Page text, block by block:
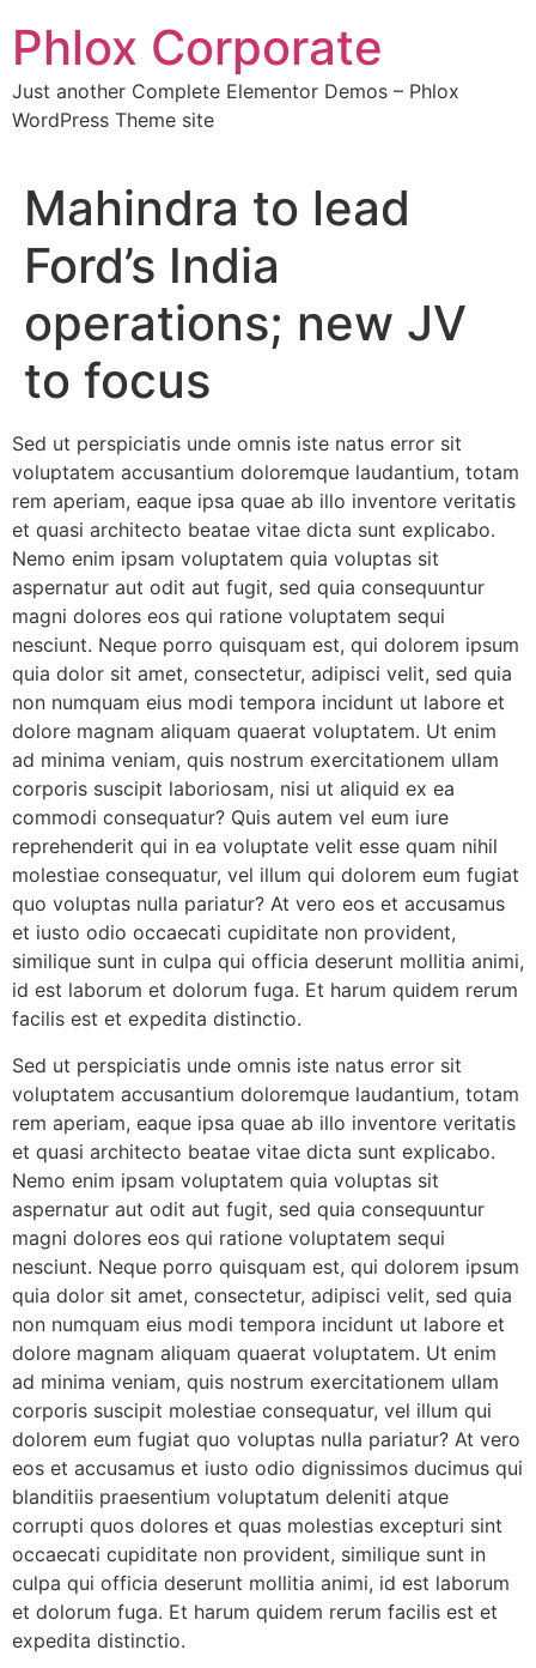
content
Phlox Corporate
Just another Complete Elementor Demos – Phlox
WordPress Theme site
Mahindra to lead
Ford’s India
operations; new JV
to focus
Sed ut perspiciatis unde omnis iste natus error sit
voluptatem accusantium doloremque laudantium, totam
rem aperiam, eaque ipsa quae ab illo inventore veritatis
et quasi architecto beatae vitae dicta sunt explicabo.
Nemo enim ipsam voluptatem quia voluptas sit
aspernatur aut odit aut fugit, sed quia consequuntur
magni dolores eos qui ratione voluptatem sequi
nesciunt. Neque porro quisquam est, qui dolorem ipsum
quia dolor sit amet, consectetur, adipisci velit, sed quia
non numquam eius modi tempora incidunt ut labore et
dolore magnam aliquam quaerat voluptatem. Ut enim
ad minima veniam, quis nostrum exercitationem ullam
corporis suscipit laboriosam, nisi ut aliquid ex ea
commodi consequatur? Quis autem vel eum iure
reprehenderit qui in ea voluptate velit esse quam nihil
molestiae consequatur, vel illum qui dolorem eum fugiat
quo voluptas nulla pariatur? At vero eos et accusamus
et iusto odio occaecati cupiditate non provident,
similique sunt in culpa qui officia deserunt mollitia animi,
id est laborum et dolorum fuga. Et harum quidem rerum
facilis est et expedita distinctio.
Sed ut perspiciatis unde omnis iste natus error sit
voluptatem accusantium doloremque laudantium, totam
rem aperiam, eaque ipsa quae ab illo inventore veritatis
et quasi architecto beatae vitae dicta sunt explicabo.
Nemo enim ipsam voluptatem quia voluptas sit
aspernatur aut odit aut fugit, sed quia consequuntur
magni dolores eos qui ratione voluptatem sequi
nesciunt. Neque porro quisquam est, qui dolorem ipsum
quia dolor sit amet, consectetur, adipisci velit, sed quia
non numquam eius modi tempora incidunt ut labore et
dolore magnam aliquam quaerat voluptatem. Ut enim
ad minima veniam, quis nostrum exercitationem ullam
corporis suscipit molestiae consequatur, vel illum qui
dolorem eum fugiat quo voluptas nulla pariatur? At vero
eos et accusamus et iusto odio dignissimos ducimus qui
blanditiis praesentium voluptatum deleniti atque
corrupti quos dolores et quas molestias excepturi sint
occaecati cupiditate non provident, similique sunt in
culpa qui officia deserunt mollitia animi, id est laborum
et dolorum fuga. Et harum quidem rerum facilis est et
expedita distinctio.